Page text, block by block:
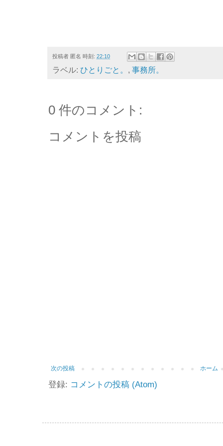
投稿者 匿名 時刻: 22:10
ラベル: ひとりごと。 , 事務所。
0 件のコメント:
コメントを投稿
次の投稿 ホーム
登録: コメントの投稿 (Atom)